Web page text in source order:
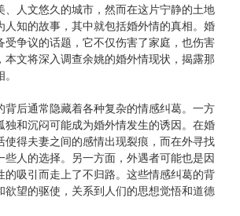
、人文悠久的城市，然而在这片宁静的土地
人知的故事，其中就包括婚外情的真相。婚
受争议的话题，它不仅伤害了家庭，也伤害
本文将深入调查余姚的婚外情现状，揭露那
背后通常隐藏着各种复杂的情感纠葛。一方
独和沉闷可能成为婚外情发生的诱因。在婚
使得夫妻之间的感情出现裂痕，而在外寻找
些人的选择。另一方面，外遇者可能也是因
的吸引而走上了不归路。这些情感纠葛的背
欲望的驱使，关系到人们的思想觉悟和道德